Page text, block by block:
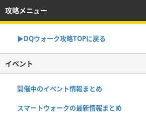
攻略メニュー
▶︎DQウォーク攻略TOPに戻る
イベント
開催中のイベント情報まとめ
スマートウォークの最新情報まとめ